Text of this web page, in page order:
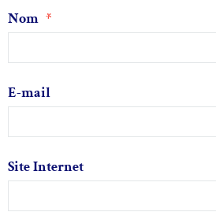
Nom
E-mail
Site Internet